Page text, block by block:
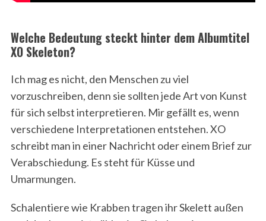
Welche Bedeutung steckt hinter dem Albumtitel
XO Skeleton?
Ich mag es nicht, den Menschen zu viel
vorzuschreiben, denn sie sollten jede Art von Kunst
für sich selbst interpretieren. Mir gefällt es, wenn
verschiedene Interpretationen entstehen. XO
schreibt man in einer Nachricht oder einem Brief zur
Verabschiedung. Es steht für Küsse und
Umarmungen.
Schalentiere wie Krabben tragen ihr Skelett außen